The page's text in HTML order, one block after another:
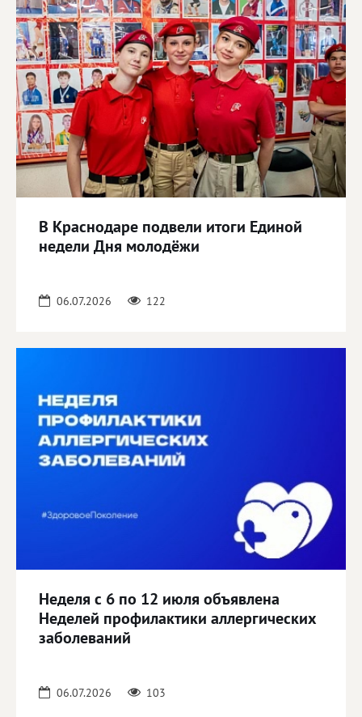
В Краснодаре подвели итоги Единой
недели Дня молодёжи
06.07.2026 122
Неделя с 6 по 12 июля объявлена
Неделей профилактики аллергических
заболеваний
06.07.2026 103